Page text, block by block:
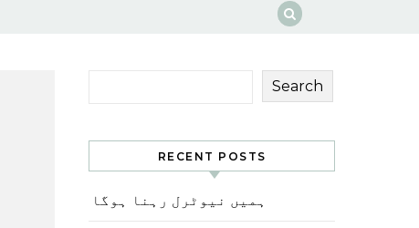
Search
RECENT POSTS
ہمیں نیوٹرل رہنا ہوگا